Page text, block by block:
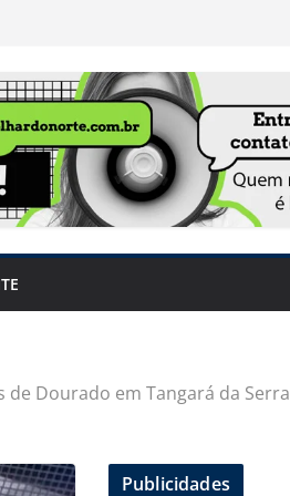
Dourado em Tangará da Serra
Publicidades